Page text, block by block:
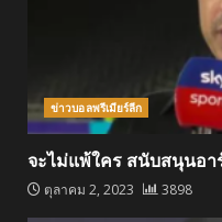
ข่าวบอลพรีเมียร์ลีก
จะไม่แพ้ใคร สนับสนุนอา
ตุลาคม 2, 2023 3898